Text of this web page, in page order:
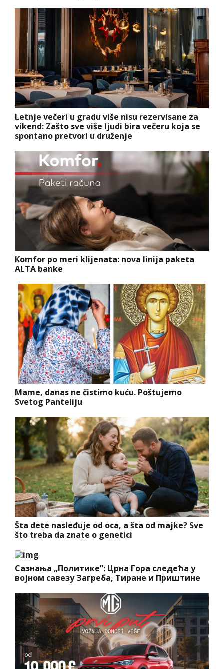
Letnje večeri u gradu više nisu rezervisane za
vikend: Zašto sve više ljudi bira večeru koja se
spontano pretvori u druženje
Komfor po meri klijenata: nova linija paketa
ALTA banke
Mame, danas ne čistimo kuću. Poštujemo
Svetog Panteliju
Šta dete nasleđuje od oca, a šta od majke? Sve
što treba da znate o genetici
Сазнања „Политике”: Црна Гора следећа у
војном савезу Загреба, Тиране и Приштине